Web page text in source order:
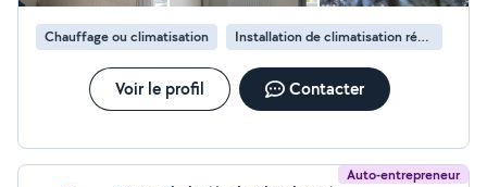
Chauffage ou climatisation Installation de climatisation réversible
Voir le profil Contacter
Auto-entrepreneur